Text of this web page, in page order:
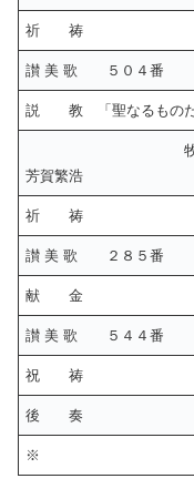
祈 祷
讃 美 歌 ５０４番
説 教 「聖なるものた
牧
芳賀繁浩
祈 祷
讃 美 歌 ２８５番
献 金
讃 美 歌 ５４４番
祝 祷
後 奏
※